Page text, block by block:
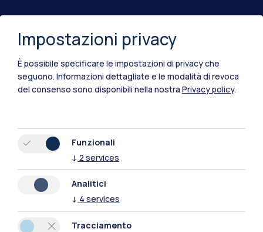
IT EN
Sedi
Milano Leonardo
Impostazioni privacy
È possibile specificare le impostazioni di privacy che
seguono. Informazioni dettagliate e le modalità di revoca
del consenso sono disponibili nella nostra Privacy policy.
Funzionali
↓ 2 services
Analitici
↓ 4 services
Tracciamento